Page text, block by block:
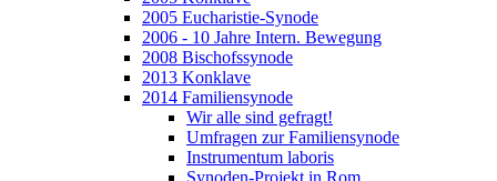
2005 Eucharistie-Synode
2006 - 10 Jahre Intern. Bewegung
2008 Bischofssynode
2013 Konklave
2014 Familiensynode
Wir alle sind gefragt!
Umfragen zur Familiensynode
Instrumentum laboris
Synoden-Projekt in Rom